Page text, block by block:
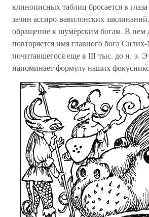
клинописных таблиц бросается в
зачин ассиро-вавилонских
обращение к шумерским богам. В нем
повторяется имя главного бога
почитавшегося еще в III тыс. до н. э.
напоминает формулу наших